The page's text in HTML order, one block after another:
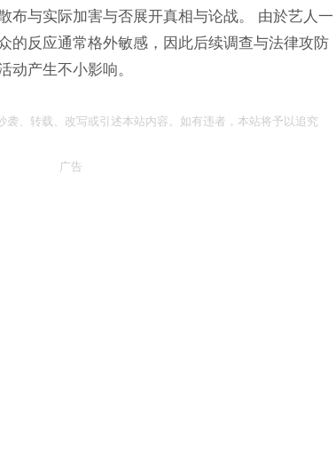
布与实际加害与否展开真相与论战。 由於艺人一
的反应通常格外敏感，因此后续调查与法律攻防
动产生不小影响。
、转载、改写或引述本站内容。如有违者，本站将予以追究
广告